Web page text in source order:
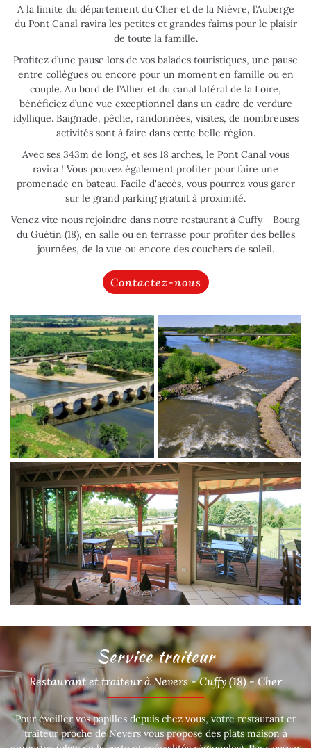
restaurant
Traiteur
Avis
Actualités
Contact
Une
Restez
Inscription
Rejoignez-
A la limite du département du Cher et de la Nièvre, l’Auberge
du Pont Canal ravira les petites et grandes faims pour le plaisir
de toute la famille.
Profitez d’une pause lors de vos balades touristiques, une pause
entre collègues ou encore pour un moment en famille ou en
couple. Au bord de l’Allier et du canal latéral de la Loire,
bénéficiez d’une vue exceptionnel dans un cadre de verdure
idyllique. Baignade, pêche, randonnées, visites, de nombreuses
activités sont à faire dans cette belle région.
Avec ses 343m de long, et ses 18 arches, le Pont Canal vous
ravira ! Vous pouvez également profiter pour faire une
promenade en bateau. Facile d'accès, vous pourrez vous garer
sur le grand parking gratuit à proximité.
Venez vite nous rejoindre dans notre restaurant à Cuffy - Bourg
du Guétin (18), en salle ou en terrasse pour profiter des belles
journées, de la vue ou encore des couchers de soleil.
Contactez-nous
Service traiteur
Restaurant et traiteur à Nevers - Cuffy (18) - Cher
Pour éveiller vos papilles depuis chez vous, votre restaurant et
traiteur proche de Nevers vous propose des plats maison à